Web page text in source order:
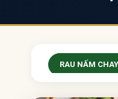
RAU NẤM CHAY